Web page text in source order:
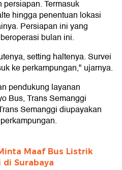
Termasuk
hingga penentuan lokasi
Persiapan ini yang
bulan ini.
setting haltenya. Survei
ke perkampungan," ujarnya.
pendukung layanan
Bus, Trans Semanggi
Semanggi diupayakan
Maaf Bus Listrik
di Surabaya